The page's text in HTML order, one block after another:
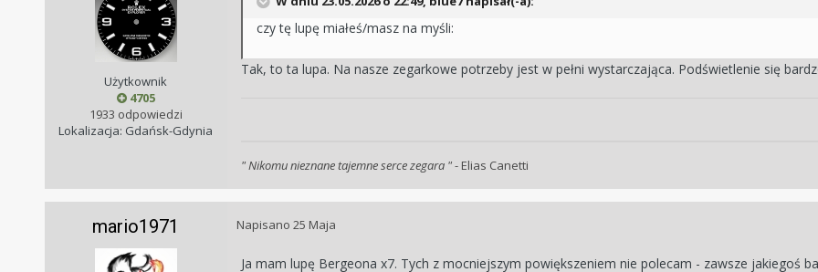
Użytkownik
4705
1933 odpowiedzi
Lokalizacja: Gdańsk-Gdynia
czy tę lupę miałeś/masz na myśli:
Tak, to ta lupa. Na nasze zegarkowe potrzeby jest w pełni wystarczająca. Podświetlenie się
" Nikomu nieznane tajemne serce zegara "- Elias Canetti
mario1971 Napisano 25 Maja
Ja mam lupę Bergeona x7. Tych z mocniejszym powiększeniem nie polecam - zawsze jakiegoś